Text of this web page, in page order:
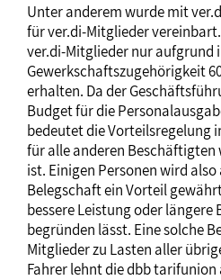
Unter anderem wurde mit
für ver.di-Mitglieder
ver.di-Mitglieder nur aufgrund
Gewerkschaftszugehörigkeit
erhalten. Da der
Budget für die
bedeutet die Vorteilsregelung
für alle anderen Beschäftigten
ist. Einigen Personen wird
Belegschaft ein Vorteil
bessere Leistung oder
begründen lässt. Eine solche
Mitglieder zu Lasten aller
Fahrer lehnt die dbb tarifunion